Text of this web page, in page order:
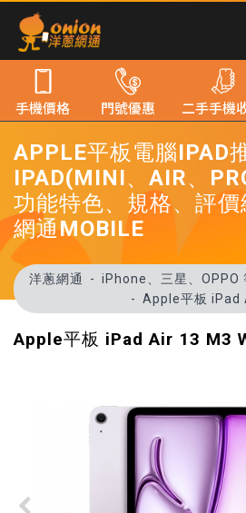
APPLE平板電腦IPAD
IPAD(MINI、AIR、
功能特色、規格、評
網通MOBILE
洋蔥網通
iPhone、三星、OPPO
Apple平板 iPad
Apple平板 iPad Air 13 M3
手機價格 門號優惠 二手手機